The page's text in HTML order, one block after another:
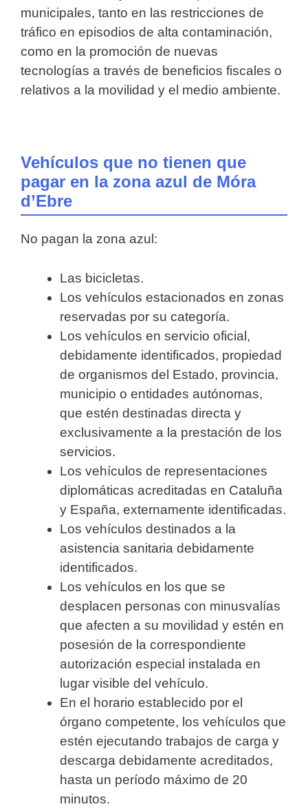
municipales, tanto en las restricciones de
tráfico en episodios de alta contaminación,
como en la promoción de nuevas
tecnologías a través de beneficios fiscales o
relativos a la movilidad y el medio ambiente.
Vehículos que no tienen que
pagar en la zona azul de Móra
d’Ebre
No pagan la zona azul:
Las bicicletas.
Los vehículos estacionados en zonas
reservadas por su categoría.
Los vehículos en servicio oficial,
debidamente identificados, propiedad
de organismos del Estado, provincia,
municipio o entidades autónomas,
que estén destinadas directa y
exclusivamente a la prestación de los
servicios.
Los vehículos de representaciones
diplomáticas acreditadas en Cataluña
y España, externamente identificadas.
Los vehículos destinados a la
asistencia sanitaria debidamente
identificados.
Los vehículos en los que se
desplacen personas con minusvalías
que afecten a su movilidad y estén en
posesión de la correspondiente
autorización especial instalada en
lugar visible del vehículo.
En el horario establecido por el
órgano competente, los vehículos que
estén ejecutando trabajos de carga y
descarga debidamente acreditados,
hasta un período máximo de 20
minutos.